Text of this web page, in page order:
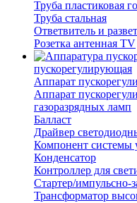
Труба пластиковая
Труба стальная
Ответвитель и
Розетка антенная TV
пускорегулирующая
Аппарат
Аппарат
газоразрядных ламп
Балласт
Драйвер
Компонент системы
Конденсатор
Контроллер для
Стартер/импульсно-
Трансформатор